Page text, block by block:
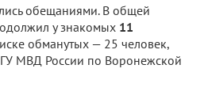
обещаниями. В общей
у знакомых 11
обманутых — 25 человек,
МВД России по Воронежской